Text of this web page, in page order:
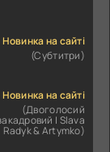
Новинка на сайті
(Субтитри)
Новинка на сайті
(Двоголосий
| Slava
Radyk & Artymko)